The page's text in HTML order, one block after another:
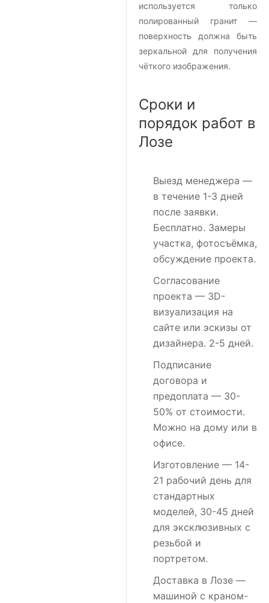
используется только
полированный гранит —
поверхность должна быть
зеркальной для получения
чёткого изображения.
Сроки и
порядок работ в
Лозе
Выезд менеджера —
в течение 1-3 дней
после заявки.
Бесплатно. Замеры
участка, фотосъёмка,
обсуждение проекта.
Согласование
проекта — 3D-
визуализация на
сайте или эскизы от
дизайнера. 2-5 дней.
Подписание
договора и
предоплата — 30-
50% от стоимости.
Можно на дому или в
офисе.
Изготовление — 14-
21 рабочий день для
стандартных
моделей, 30-45 дней
для эксклюзивных с
резьбой и
портретом.
Доставка в Лозе —
машиной с краном-